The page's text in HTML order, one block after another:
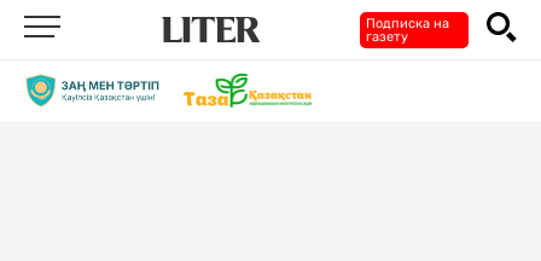
Подписка на
газету